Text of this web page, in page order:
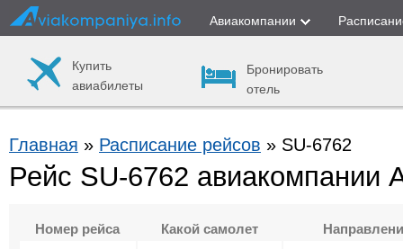
Авиакомпании
Купить
авиабилеты
Бронировать
отель
Главная » Расписание рейсов » SU-6762
Рейс SU-6762 авиакомпании
Номер рейса Какой самолет